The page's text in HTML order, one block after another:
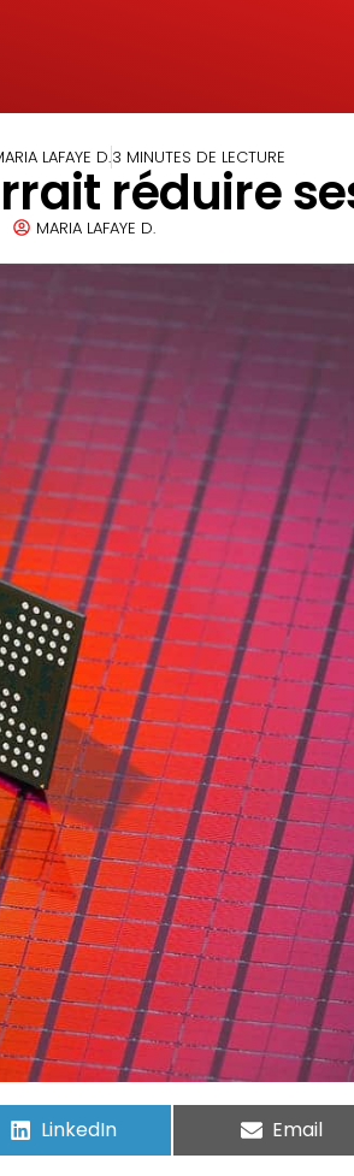
LAFAYE D.3 MINUTES DE LECTURE
réduire
MARIA LAFAYE D.
LinkedIn Email